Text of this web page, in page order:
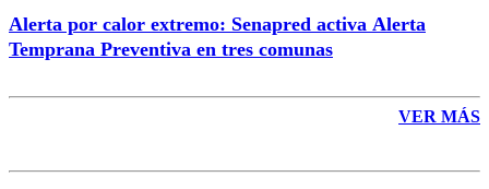
Alerta por calor extremo: Senapred activa Alerta
Temprana Preventiva en tres comunas
VER MÁS